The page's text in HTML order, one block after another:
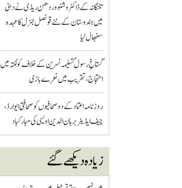
تلنگانہ کے ڈاکٹر وشنو وردھن ریڈی نے دبئی
میں ہندوستان کے نئے قونصل جنرل کا عہدہ
سنبھال لیا
گستاخِ رسولؐ تسلیمہ نسرین کے خلاف کولکتہ میں
احتجاج، تقریب میں نعرے بازی
روزنامہ اعتماد کے دو صحافیوں کو صحافتی ایوارڈ،
چیف ایڈیٹر برہان الدین اویسی کی مبارکباد
زیادہ دیکھے گئے